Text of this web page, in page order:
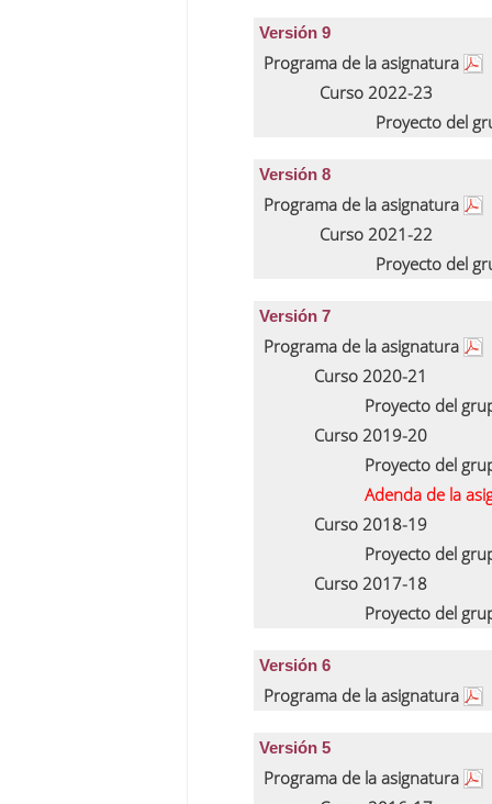
Versión 9
Programa de la asignatura
Curso 2022-23
Proyecto del
Versión 8
Programa de la asignatura
Curso 2021-22
Proyecto del
Versión 7
Programa de la asignatura
Curso 2020-21
Proyecto del
Curso 2019-20
Proyecto del
Adenda de la
Curso 2018-19
Proyecto del
Curso 2017-18
Proyecto del
Versión 6
Programa de la asignatura
Versión 5
Programa de la asignatura